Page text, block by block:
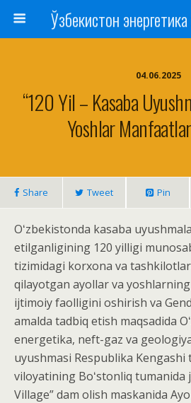
04.06.2025
“120 Yil – Kasaba
Yoshlar
Share Tweet Pin
Oʻzbekistonda kasaba
etilganligining 120 yilligi
tizimidagi korxona va
qilayotgan ayollar va
ijtimoiy faolligini oshirish va
amalda tadbiq etish maqsadida
energetika, neft-gaz va
uyushmasi Respublika
viloyatining Boʻstonliq tumanida
Village” dam olish maskanida